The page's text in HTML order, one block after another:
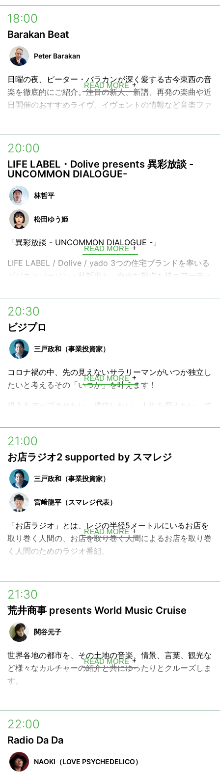
18:00
Barakan Beat
Peter Barakan
日曜の夜、ピーター・バラカンが深く愛する古今東西の音
楽を徹底的にご紹介。注目の新人、新譜、再発の楽曲や近
日開催のおすすめライヴ、イヴェントの情報など音楽ファ
リクエストも随時受け付け中。
そして時にはゲストをお迎えし、トーク＆スタジオ・ライ
ヴ・セッションもお楽しみいただけます。大好評「名盤片
面」のコーナーもあります。
READ MORE
20:00
LIFE LABEL・Dolive presents 異彩放談 -
UNCOMMON DIALOGUE-
林哲平
松田ゆう姫
「異彩放談 - UNCOMMON DIALOGUE -」
LIFE LABEL / Dolive / yado 3つの住宅ブランドを率いる
ビジネスパーソン・林哲平と、自由な視点を持つアーティ
線で活躍するゲストを迎え、ゲストの人生を彩ってきたも
の・こと、成功の裏側にある葛藤、ビジネスの本質に迫る
対話番組。
READ MORE
20:30
ビジプロ
三戸政和（事業投資家）
コロナ禍の中、先の見えないサラリーマンがいつか独立し
たいと考えるその「いつか」を叶えます！
収入をアップさせたい、成功したい、人生を変えたい、で
一歩となる考え方や行動の仕方が具体的に聴ける。
ベストセラー作家でもある三戸氏が新進気鋭の起業家（ビ
ジネス・プロフェッショナル）を招き、他では聴けない実
践的なビジネスのヒントをお送りします。
日曜日の夜、明日からのモチベーションが湧いてくるビジ
ネス番組です。
番組に来られたゲストとのトークをnoteでも発信中!!
https://note.com/masakazumito
READ MORE
21:00
お店ラジオ2 supported by スマレジ
三戸政和（事業投資家）
宮﨑龍平（スマレジ代表）
「お店ラジオ」とは、レジの半径5メートルにいるお店を
取り巻く人間の、お店を取り巻く人間によるお店を取り巻
く人間のためのラジオ番組。
り、さては、通りの雰囲気づくりまでをしているか、お店
に秘められたカルチャーを紹介をするインタビューラジオ
番組です。
2025年4月より、「お店ラジオ2」としてリニューアルオ
ープン！
READ MORE
21:30
荒井商事 presents World Music Cruise
関谷元子
世界各地の都市を、その土地の音楽、情景、言葉、観光な
ど様々なカルチャーの紹介と共にゆったりとクルーズしま
す。
楽・土地との出会いをゆったりとお楽しみ下さい。
READ MORE
22:00
Radio Da Da
NAOKI（LOVE PSYCHEDELICO）